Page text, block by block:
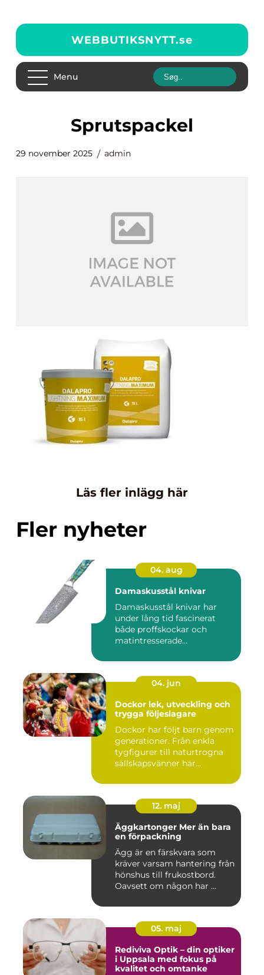
WEBBUTIKSNYTT.se
Menu
Sprutspackel
29 november 2025 admin
Läs fler inlägg här
Fler nyheter
04. aug
Damaskusstål knivar
Damaskusstål knivar har
under lång tid fascinerat
både proffskockar och
matintresserade
04. jun
Dockor lek, utveckling och
trygga följeslagare
Dockor har följt barn genom
generationer. Från enkla
tygfigurer till naturtrogna
sällskapsvänner har...
12. maj
Äggkartonger Mer än bara
en förpackning
Ägg är en färskvara som
kräver varsam hantering från
hönshus till frukostbord.
Oavsett om någon har ...
05. maj
Rediviva Optik – din optiker
i Uppsala med fokus på
kvalitet och omtanke